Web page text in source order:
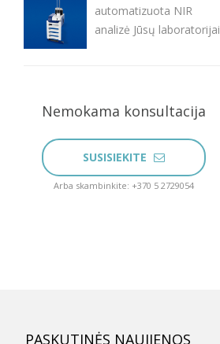
automatizuota NIR
analizė Jūsų laboratorijai
Nemokama konsultacija
SUSISIEKITE
Arba skambinkite: +370 5 2729054
PASKUTINĖS NAUJIENOS